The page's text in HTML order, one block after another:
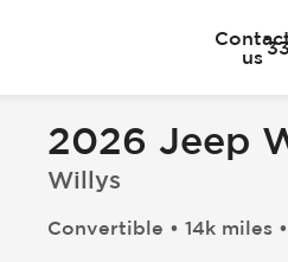
us
2026 Jeep
Willys
Convertible • 14k miles